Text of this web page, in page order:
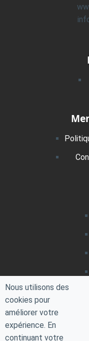
Nous utilisons des
cookies pour
améliorer votre
expérience. En
continuant votre